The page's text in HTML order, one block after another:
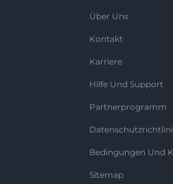
Über Uns
Kontakt
Karriere
Hilfe Und Support
Partnerprogramm
Bedingungen Und
Sitemap